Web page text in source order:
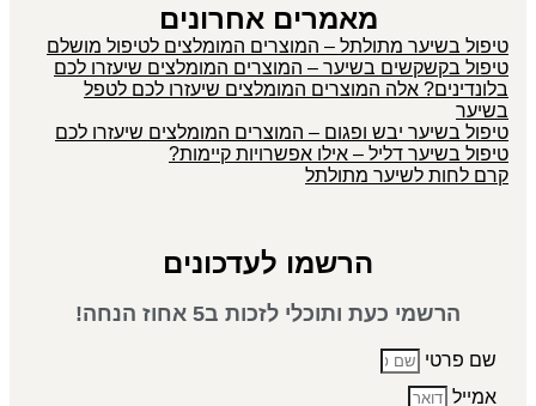
מאמרים אחרונים
טיפול בשיער מתולתל – המוצרים המומלצים לטיפול מושלם
טיפול בקשקשים בשיער – המוצרים המומלצים שיעזרו לכם
בלונדינים? אלה המוצרים המומלצים שיעזרו לכם לטפל
בשיער
טיפול בשיער יבש ופגום – המוצרים המומלצים שיעזרו לכם
טיפול בשיער דליל – אילו אפשרויות קיימות?
קרם לחות לשיער מתולתל
הרשמו לעדכונים
הרשמי כעת ותוכלי לזכות ב5 אחוז הנחה!
שם פרטי
אמייל